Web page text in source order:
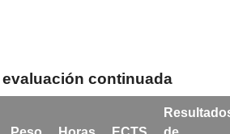
continuada